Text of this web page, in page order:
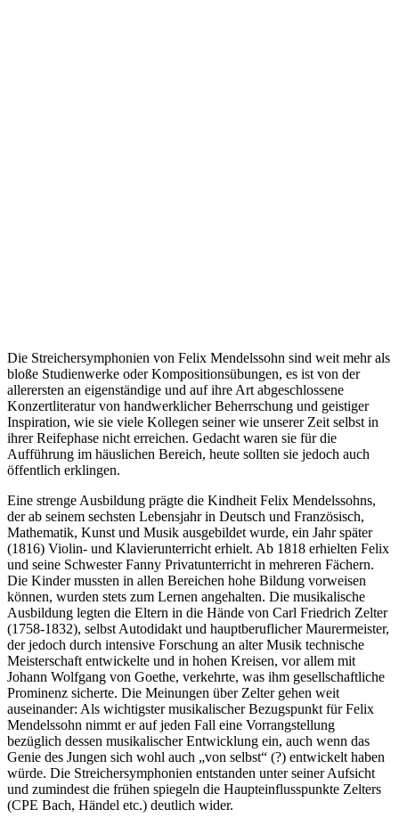
Die Streichersymphonien von Felix Mendelssohn sind weit mehr als
bloße Studienwerke oder Kompositionsübungen, es ist von der
allerersten an eigenständige und auf ihre Art abgeschlossene
Konzertliteratur von handwerklicher Beherrschung und geistiger
Inspiration, wie sie viele Kollegen seiner wie unserer Zeit selbst in
ihrer Reifephase nicht erreichen. Gedacht waren sie für die
Aufführung im häuslichen Bereich, heute sollten sie jedoch auch
öffentlich erklingen.
Eine strenge Ausbildung prägte die Kindheit Felix Mendelssohns,
der ab seinem sechsten Lebensjahr in Deutsch und Französisch,
Mathematik, Kunst und Musik ausgebildet wurde, ein Jahr später
(1816) Violin- und Klavierunterricht erhielt. Ab 1818 erhielten Felix
und seine Schwester Fanny Privatunterricht in mehreren Fächern.
Die Kinder mussten in allen Bereichen hohe Bildung vorweisen
können, wurden stets zum Lernen angehalten. Die musikalische
Ausbildung legten die Eltern in die Hände von Carl Friedrich Zelter
(1758-1832), selbst Autodidakt und hauptberuflicher Maurermeister,
der jedoch durch intensive Forschung an alter Musik technische
Meisterschaft entwickelte und in hohen Kreisen, vor allem mit
Johann Wolfgang von Goethe, verkehrte, was ihm gesellschaftliche
Prominenz sicherte. Die Meinungen über Zelter gehen weit
auseinander: Als wichtigster musikalischer Bezugspunkt für Felix
Mendelssohn nimmt er auf jeden Fall eine Vorrangstellung
bezüglich dessen musikalischer Entwicklung ein, auch wenn das
Genie des Jungen sich wohl auch „von selbst“ (?) entwickelt haben
würde. Die Streichersymphonien entstanden unter seiner Aufsicht
und zumindest die frühen spiegeln die Haupteinflusspunkte Zelters
(CPE Bach, Händel etc.) deutlich wider.